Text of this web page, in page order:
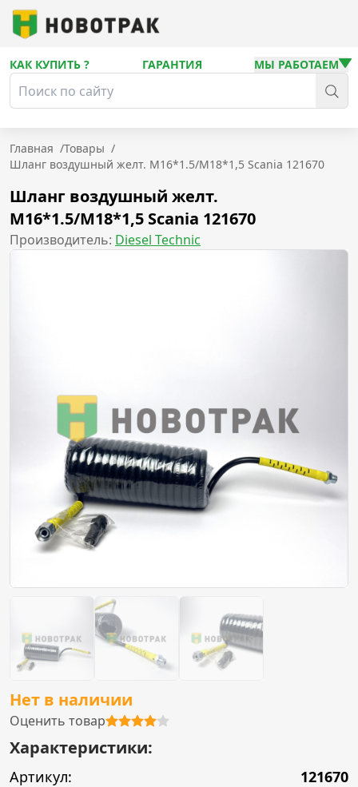
КАК КУПИТЬ ? ГАРАНТИЯ МЫ РАБОТАЕМ
Главная /Товары /
Шланг воздушный желт. M16*1.5/M18*1,5 Scania 121670
Шланг воздушный желт.
M16*1.5/M18*1,5 Scania 121670
Производитель: Diesel Technic
Нет в наличии
Оценить товар
Характеристики:
Артикул:
121670